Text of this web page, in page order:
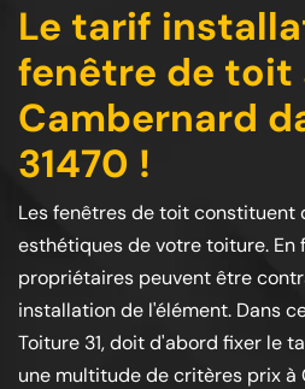
Le tarif
fenêtre de toit
Cambernard
31470 !
Les fenêtres de toit constituent
esthétiques de votre toiture. En
propriétaires peuvent être
installation de l'élément. Dans
Toiture 31, doit d'abord fixer le
une multitude de critères prix à